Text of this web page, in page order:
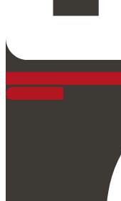
Facebook-f